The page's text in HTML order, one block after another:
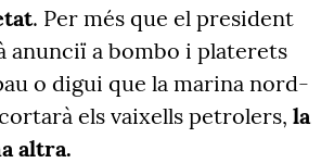
. Per més que el president
anunciï a bombo i platerets
o digui que la marina nord-
els vaixells petrolers, la
altra.